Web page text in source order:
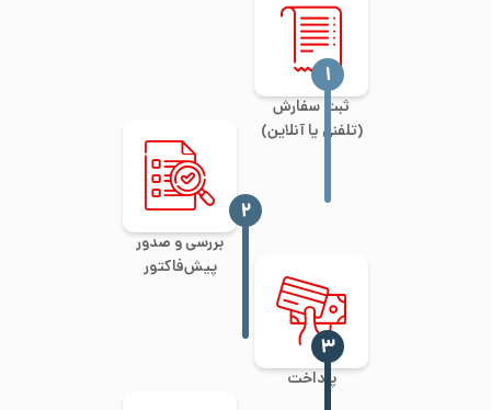
ثبت سفارش
(تلفنی یا آنلاین)
‍۱
بررسی و صدور
پیش‌فاکتور
‍۲
پرداخت
‍۳